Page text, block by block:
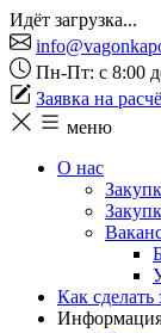
Идёт загрузка...
Пн-Пт: с 8:00
Заявка на
меню
О нас
Как сделать